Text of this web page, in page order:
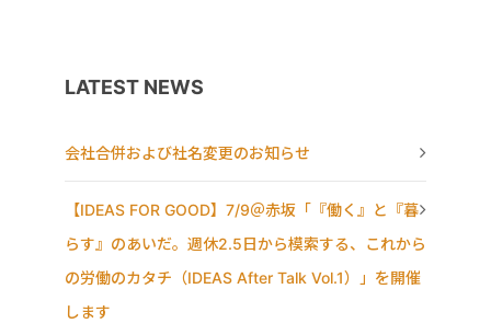
LATEST NEWS
会社合併および社名変更のお知らせ
【IDEAS FOR GOOD】7/9＠赤坂「『働く』と『暮
らす』のあいだ。週休2.5日から模索する、これから
の労働のカタチ（IDEAS After Talk Vol.1）」を開催
します